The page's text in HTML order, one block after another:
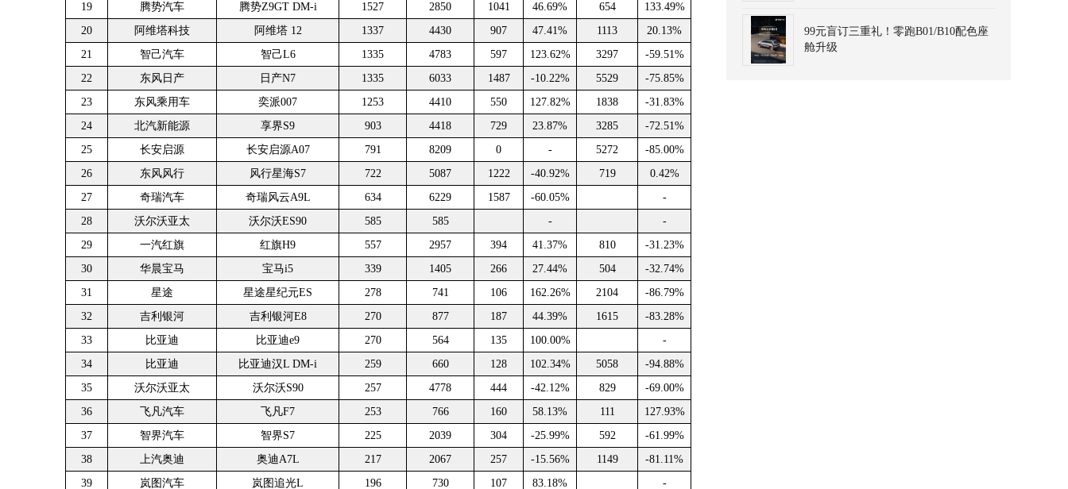
19
腾势汽车 腾势Z9GT DM-i 1527 2850 1041 46.69% 654
133.49%
20
阿维塔科技 阿维塔 12 1337 4430 907 47.41% 1113
20.13%
21
智己汽车 智己L6 1335 4783 597 123.62% 3297
-59.51%
22
东风日产 日产N7 1335 6033 1487 -10.22% 5529
-75.85%
23
东风乘用车 奕派007 1253 4410 550 127.82% 1838
-31.83%
24
北汽新能源 享界S9 903 4418 729 23.87% 3285
-72.51%
25
长安启源 长安启源A07 791 8209 0 - 5272
-85.00%
26
东风风行 风行星海S7 722 5087 1222 -40.92% 719
0.42%
27
奇瑞汽车 奇瑞风云A9L 634 6229 1587 -60.05%
-
28
沃尔沃亚太 沃尔沃ES90 585 585 -
-
29
一汽红旗 红旗H9 557 2957 394 41.37% 810
-31.23%
30
华晨宝马 宝马i5 339 1405 266 27.44% 504
-32.74%
31
星途 星途星纪元ES 278 741 106 162.26% 2104
-86.79%
32
吉利银河 吉利银河E8 270 877 187 44.39% 1615
-83.28%
33
比亚迪 比亚迪e9 270 564 135 100.00%
-
34
比亚迪 比亚迪汉L DM-i 259 660 128 102.34% 5058
-94.88%
35
沃尔沃亚太 沃尔沃S90 257 4778 444 -42.12% 829
-69.00%
36
飞凡汽车 飞凡F7 253 766 160 58.13% 111
127.93%
37
智界汽车 智界S7 225 2039 304 -25.99% 592
-61.99%
38
上汽奥迪 奥迪A7L 217 2067 257 -15.56% 1149
-81.11%
39
岚图汽车 岚图追光L 196 730 107 83.18%
-
99元盲订三重礼！零跑B01/B10配色座
舱升级